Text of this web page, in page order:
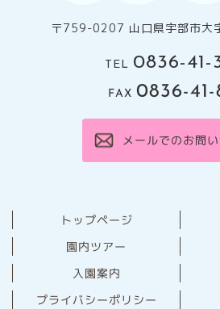
〒759-0207 山口県宇部市大
TEL 0836-41-
FAX 0836-41-
メールでのお問
トップページ
園内ツアー
⼊園案内
プライバシーポリシー